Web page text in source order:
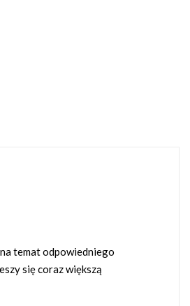
temat odpowiedniego
się coraz większą